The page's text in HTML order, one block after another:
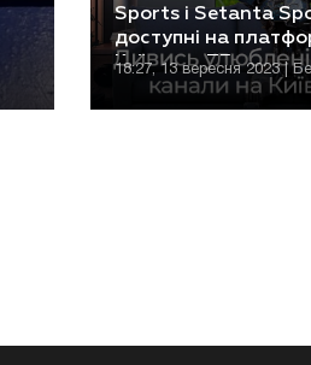
Sports і Setanta
доступні на
Київстар ТБ
18:27, 13 вересня 2023 |